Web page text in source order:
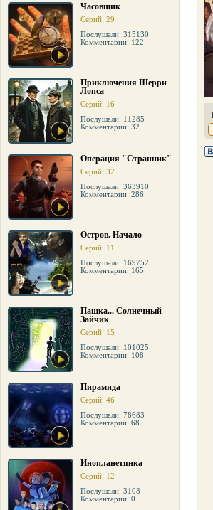
Часовщик
Серий: 29
Послушали: 315130
Комментарии: 122
Приключения Шерри
Лопса
Серий: 16
Послушали: 11285
Комментарии: 32
Операция "Странник"
Серий: 32
Послушали: 363910
Комментарии: 286
Остров. Начало
Серий: 11
Послушали: 169752
Комментарии: 165
Пашка... Солнечный
Зайчик
Серий: 15
Послушали: 101025
Комментарии: 108
Пирамида
Серий: 46
Послушали: 78683
Комментарии: 68
Инопланетянка
Серий: 12
Послушали: 3108
Комментарии: 0